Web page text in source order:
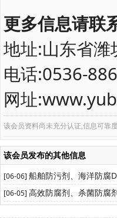
更多信息请联
地址:山东省
电话
网址:
该会员资料尚未充分认证,信息可靠
该会员发布的其他信息
[06-06] 船舶防污剂、海洋防腐
[06-05] 高效防腐剂、杀菌防腐